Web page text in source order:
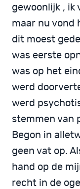
gewoonlijk , ik
maar nu vond
dit moest
was eerste
was op het
werd
werd
stemmen van
Begon in
geen vat op.
hand op de
recht in de